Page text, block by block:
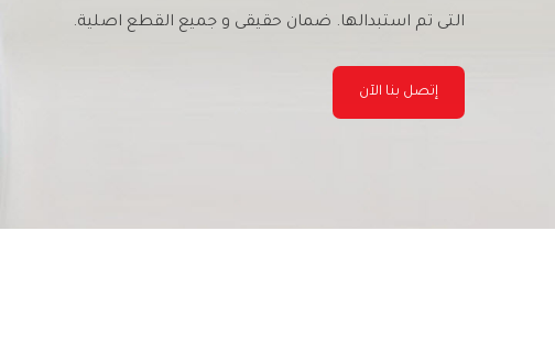
التى تم استبدالها. ضمان حقيقى و جميع القطع اصلية.
إتصل بنا الآن